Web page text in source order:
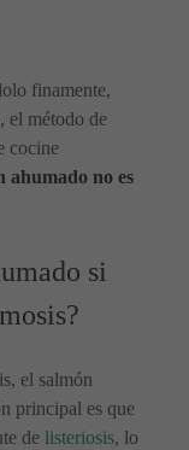
finamente,
el método de
cocine
ahumado no es
si
el salmón
principal es que
de listeriosis, lo